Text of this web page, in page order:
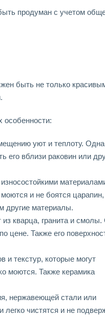
продуман с учетом
быть не только
особенности:
уют и теплоту.
его вблизи раковин или
и не боятся царапин,
другие материалы.
кварца, гранита и
цене. Также его
и текстур, которые могут
моются. Также керамика
нержавеющей стали или
легко чистятся и не